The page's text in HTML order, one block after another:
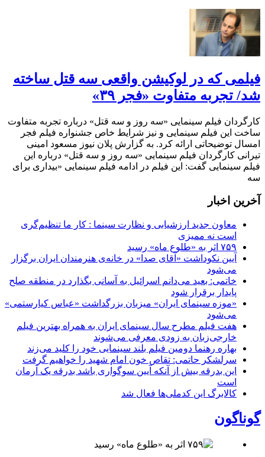
فیلمی که در لوکیشن واقعی سه قتل ساخته
شد/ تجربه متفاوت «فجر ۳۹»
کارگردان فیلم سینمایی «سه روز و سه قتل» درباره تجربه متفاوت
ساخت این فیلم سینمایی و نیز شرایط خاص جشنواره فیلم فجر
امسال توضیحاتی ارائه کرد. به گزارش پلان نیوز مسعود امینی
تیرانی کارگردان فیلم سینمایی «سه روز و سه قتل» درباره این
فیلم سینمایی گفت: این فیلم در ادامه فیلم سینمایی «بیداری برای
سه
آخرین اخبار
معاون جدید ارزشیابی و نظارت سینما : کار ما تنظیم‌گری
است نه ممیزی
۷۵۹ اثر به «طلوع ماه» رسید
آیین نکوداشت «آقای صدا» در خانه‌ی هنرمندان ایران برگزار
می‌شود
خاتمی: بعید می‌دانم اسرائیل به آسانی بگذارد در منطقه صلح
پایدار برقرار شود
«موزه سینمای ایران» میزبان بزرگداشت «عباس کیارستمی»
می‌شود
هفت فیلم مطرح سال سینمای ایران به همراه بهترین فیلم
خارجی‌زبان به زودی معرفی می‌شوند
بهاره رهنما دومین فیلم بلند سینمایی خود را کلید می‌زند
سرلشکر حاتمی: تقاص خون امام شهید را خواهیم گرفت
این بدرقه بیش از آنکه آیین سوگواری باشد بدرقه یک آرمان
است
کالابرگ این کدملی‌ها فعال شد
گوناگون